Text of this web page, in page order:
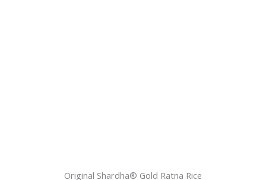
Original Shardha®️ Gold Ratna Rice